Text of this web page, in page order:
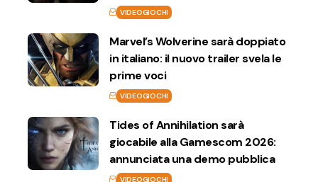
VIDEOGIOCHI
Marvel’s Wolverine sarà doppiato
in italiano: il nuovo trailer svela le
prime voci
VIDEOGIOCHI
Tides of Annihilation sarà
giocabile alla Gamescom 2026:
annunciata una demo pubblica
VIDEOGIOCHI